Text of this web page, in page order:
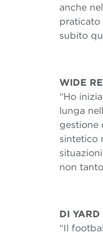
anche
praticato
subito
WIDE
“Ho
lunga
gestione
sintetico
non
DI YARD
“Il